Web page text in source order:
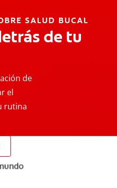
SALUD BUCAL
de tu
de
el
rutina